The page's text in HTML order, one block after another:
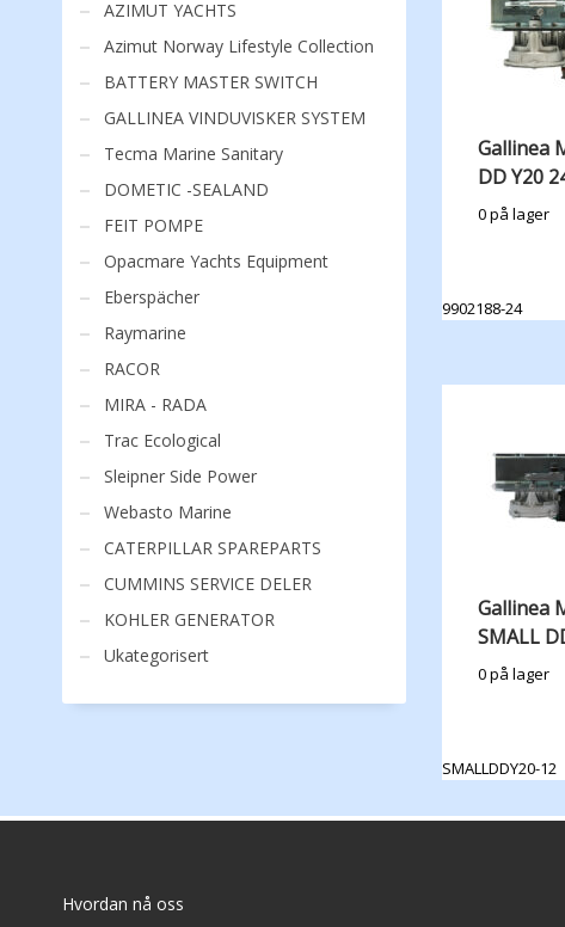
Gallinea
DD Y20
0 på lager
9902188-24
Gallinea
SMALL
0 på lager
SMALLDDY20-12
AZIMUT YACHTS
Azimut Norway Lifestyle Collection
BATTERY MASTER SWITCH
GALLINEA VINDUVISKER SYSTEM
Tecma Marine Sanitary
DOMETIC -SEALAND
FEIT POMPE
Opacmare Yachts Equipment
Eberspächer
Raymarine
RACOR
MIRA - RADA
Trac Ecological
Sleipner Side Power
Webasto Marine
CATERPILLAR SPAREPARTS
CUMMINS SERVICE DELER
KOHLER GENERATOR
Ukategorisert
Hvordan nå oss